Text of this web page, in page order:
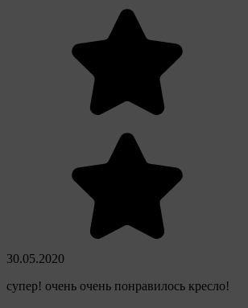
30.05.2020
супер! очень очень понравилось кресло!